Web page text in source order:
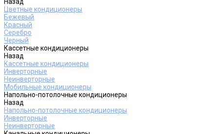
Цветные кондиционеры
Бежевый
Красный
Серебро
Черный
Кассетные кондиционеры
Назад
Кассетные кондиционеры
Инверторные
Неинверторные
Мобильные кондиционеры
Напольно-потолочные кондиционеры
Назад
Напольно-потолочные кондиционеры
Инверторные
Неинверторные